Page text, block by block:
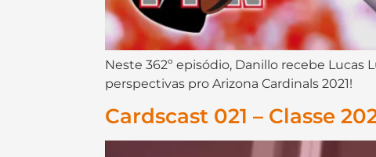
Neste 362º episódio, Danillo recebe Lucas
perspectivas pro Arizona Cardinals 2021!
Cardscast 021 – Classe